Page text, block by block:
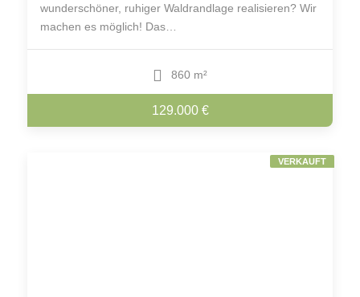
wunderschöner, ruhiger Waldrandlage realisieren? Wir
machen es möglich! Das…
860 m²
129.000 €
VERKAUFT